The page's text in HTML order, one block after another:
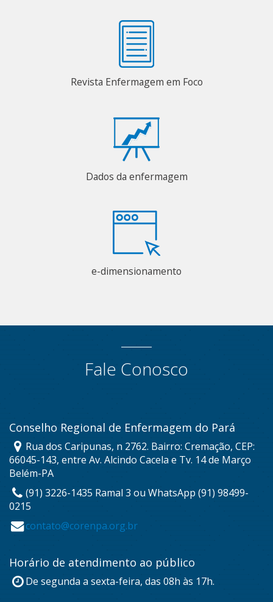
Revista Enfermagem em Foco
Dados da enfermagem
e-dimensionamento
Fale Conosco
Conselho Regional de Enfermagem do Pará
Rua dos Caripunas, n 2762. Bairro: Cremação, CEP:
66045-143, entre Av. Alcindo Cacela e Tv. 14 de Março
Belém-PA
(91) 3226-1435 Ramal 3 ou WhatsApp (91) 98499-
0215
contato@corenpa.org.br
Horário de atendimento ao público
De segunda a sexta-feira, das 08h às 17h.